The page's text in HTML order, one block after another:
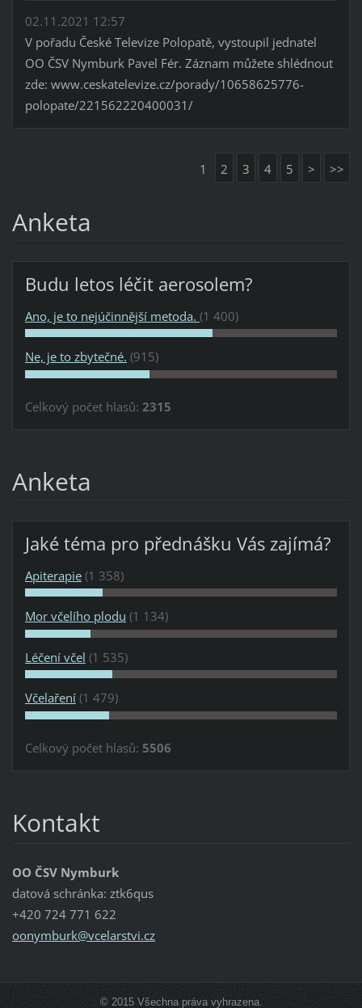
02.11.2021 12:57
V pořadu České Televize Polopatě, vystoupil jednatel
OO ČSV Nymburk Pavel Fér. Záznam můžete shlédnout
zde: www.ceskatelevize.cz/porady/10658625776-
polopate/221562220400031/
1 2 3 4 5 > >>
Anketa
Budu letos léčit aerosolem?
Ano, je to nejúčinnější metoda. (1 400)
Ne, je to zbytečné. (915)
Celkový počet hlasů: 2315
Anketa
Jaké téma pro přednášku Vás zajímá?
Apiterapie (1 358)
Mor včelího plodu (1 134)
Léčení včel (1 535)
Včelaření (1 479)
Celkový počet hlasů: 5506
Kontakt
OO ČSV Nymburk
datová schránka: ztk6qus
+420 724 771 622
oonymburk@vcelarstvi.cz
© 2015 Všechna práva vyhrazena.